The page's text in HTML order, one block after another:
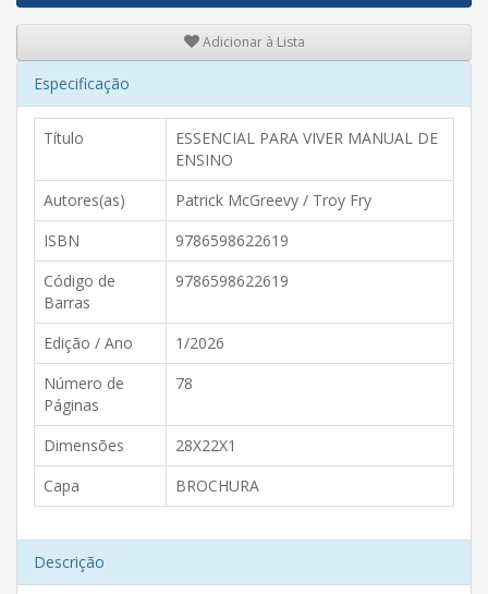
Adicionar à Lista
Especificação
Título
ESSENCIAL PARA VIVER MANUAL DE
ENSINO
Autores(as)
Patrick McGreevy / Troy Fry
ISBN
9786598622619
Código de
Barras
9786598622619
Edição / Ano
1/2026
Número de
Páginas
78
Dimensões
28X22X1
Capa
BROCHURA
Descrição